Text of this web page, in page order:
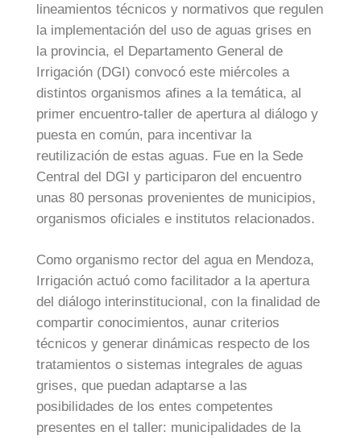
lineamientos técnicos y normativos que regulen
la implementación del uso de aguas grises en
la provincia, el Departamento General de
Irrigación (DGI) convocó este miércoles a
distintos organismos afines a la temática, al
primer encuentro-taller de apertura al diálogo y
puesta en común, para incentivar la
reutilización de estas aguas. Fue en la Sede
Central del DGI y participaron del encuentro
unas 80 personas provenientes de municipios,
organismos oficiales e institutos relacionados.
Como organismo rector del agua en Mendoza,
Irrigación actuó como facilitador a la apertura
del diálogo interinstitucional, con la finalidad de
compartir conocimientos, aunar criterios
técnicos y generar dinámicas respecto de los
tratamientos o sistemas integrales de aguas
grises, que puedan adaptarse a las
posibilidades de los entes competentes
presentes en el taller: municipalidades de la